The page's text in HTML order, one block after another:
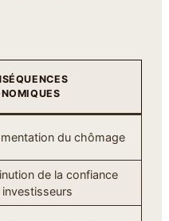
du chômage
de la confiance